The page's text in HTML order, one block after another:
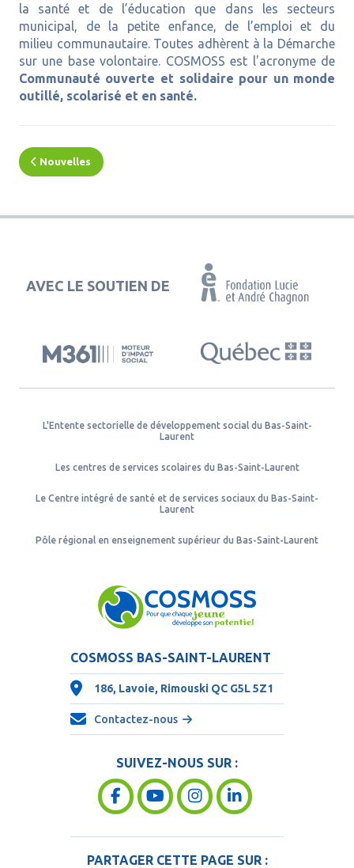
la santé et de l’éducation que dans les secteurs
municipal, de la petite enfance, de l’emploi et du
milieu communautaire. Toutes adhèrent à la Démarche
sur une base volontaire. COSMOSS est l'acronyme de
Communauté ouverte et solidaire pour un monde
outillé, scolarisé et en santé.
Nouvelles
AVEC LE SOUTIEN DE
L'Entente sectorielle de développement social du Bas-Saint-
Laurent
Les centres de services scolaires du Bas-Saint-Laurent
Le Centre intégré de santé et de services sociaux du Bas-Saint-
Laurent
Pôle régional en enseignement supérieur du Bas-Saint-Laurent
COSMOSS BAS-SAINT-LAURENT
186, Lavoie, Rimouski QC G5L 5Z1
Contactez-nous
SUIVEZ-NOUS SUR :
PARTAGER CETTE PAGE SUR :